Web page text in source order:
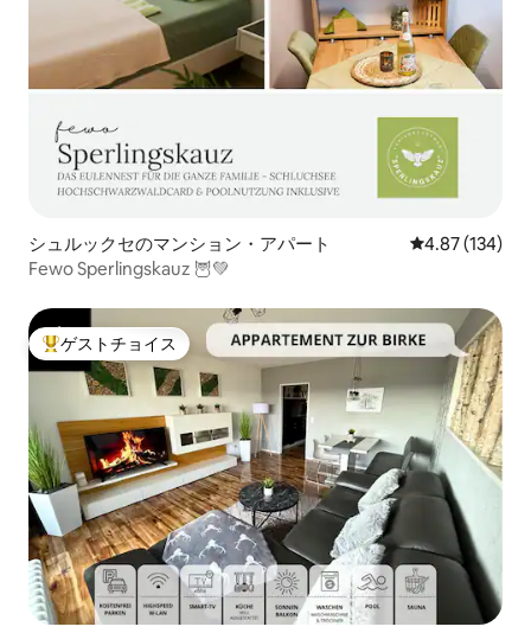
シュルックセのマンション・アパート レビュー134
4.87 (134)
Fewo Sperlingskauz 🦉💚
大好評のゲストチョイスです。
ゲストチョイス